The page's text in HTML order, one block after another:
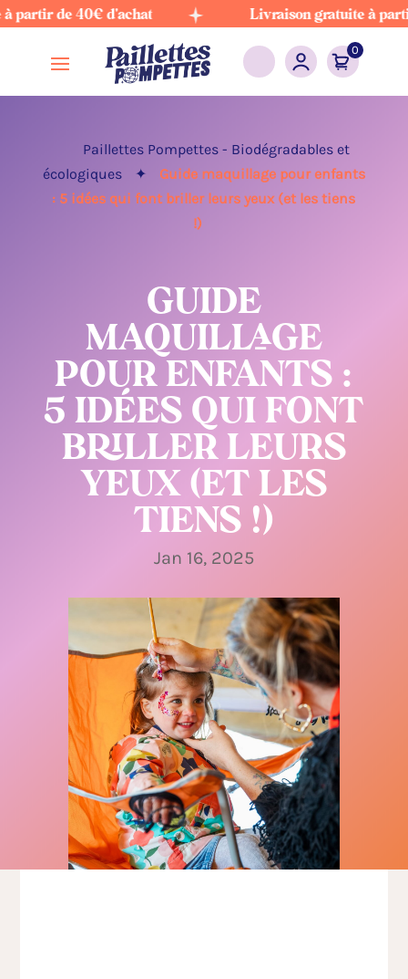
de 40€ d'achat Livraison gratuite à partir de
0
Paillettes Pompettes - Biodégradables et
écologiques
✦
Guide maquillage pour enfants
: 5 idées qui font briller leurs yeux (et les tiens
!)
GUIDE
MAQUILLAGE
POUR ENFANTS :
5 IDÉES QUI FONT
BRILLER LEURS
YEUX (ET LES
TIENS !)
Jan 16, 2025